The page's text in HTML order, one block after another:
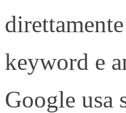
keyword e
Google usa